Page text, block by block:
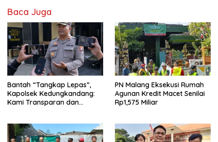
Baca Juga
Bantah “Tangkap Lepas”,
Kapolsek Kedungkandang:
Kami Transparan dan
PN Malang Eksekusi Rumah
Agunan Kredit Macet Senilai
Rp1,575 Miliar